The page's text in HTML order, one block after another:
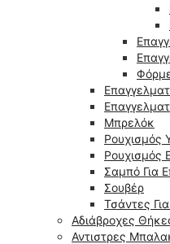
Μπρελόκ
Ρουχισμός
Ρουχισμός
Σαμπό Για
Σουβέρ
Τσάντες
Αδιάβροχες
Αντιστρες